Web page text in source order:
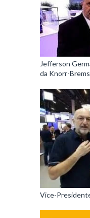
Jefferson
da Knorr-
Vice-